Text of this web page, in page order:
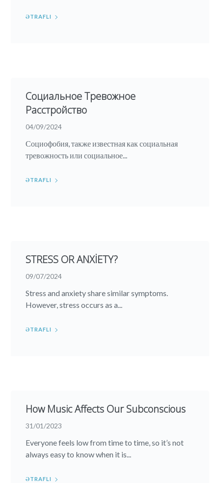
ƏTRAFLI
Cоциальное Tревожное
Pасстройство
04/09/2024
Социофобия, также известная как социальная
тревожность или социальное...
ƏTRAFLI
STRESS OR ANXİETY?
09/07/2024
Stress and anxiety share similar symptoms.
However, stress occurs as a...
ƏTRAFLI
How Music Affects Our Subconscious
31/01/2023
Everyone feels low from time to time, so it’s not
always easy to know when it is...
ƏTRAFLI